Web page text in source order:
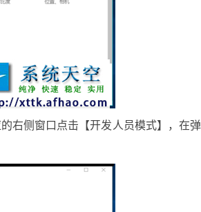
右侧窗口点击【开发人员模式】，在弹